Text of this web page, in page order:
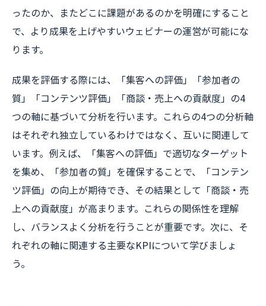
ったのか、またどこに課題があるのかを明確にすること
で、より成果を上げやすいウェビナーの運営が可能にな
ります。
成果を評価する際には、「集客への評価」「参加者の
質」「コンテンツ評価」「商談・売上への貢献度」の4
つの軸に基づいて分析を行います。これらの4つの分析軸
はそれぞれ独立しているわけではなく、互いに関連して
います。例えば、「集客への評価」で適切なターゲット
を集め、「参加者の質」を確保することで、「コンテン
ツ評価」の向上が期待でき、その結果として「商談・売
上への貢献度」が高まります。これらの関係性を理解
し、バランスよく分析を行うことが重要です。次に、そ
れぞれの軸に関連する主要なKPIについて学びましょ
う。